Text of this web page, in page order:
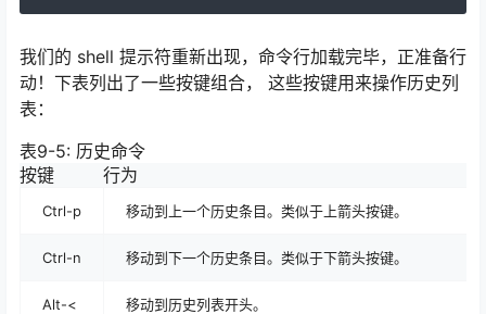
我们的 shell 提示符重新出现，命令行加载完毕，正准备行
动！下表列出了一些按键组合， 这些按键用来操作历史列
表：
表9-5: 历史命令
按键
行为
Ctrl-p 移动到上一个历史条目。类似于上箭头按键。
Ctrl-n 移动到下一个历史条目。类似于下箭头按键。
Alt-< 移动到历史列表开头。